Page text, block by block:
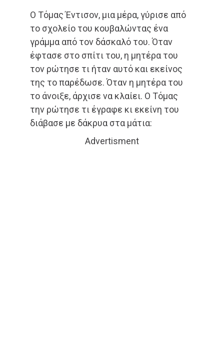
Ο Τόμας Έντισον, μια μέρα, γύρισε από
το σχολείο του κουβαλώντας ένα
γράμμα από τον δάσκαλό του. Όταν
έφτασε στο σπίτι του, η μητέρα του
τον ρώτησε τι ήταν αυτό και εκείνος
της το παρέδωσε. Όταν η μητέρα του
το άνοιξε, άρχισε να κλαίει. Ο Τόμας
την ρώτησε τι έγραφε κι εκείνη του
διάβασε με δάκρυα στα μάτια:
Advertisment